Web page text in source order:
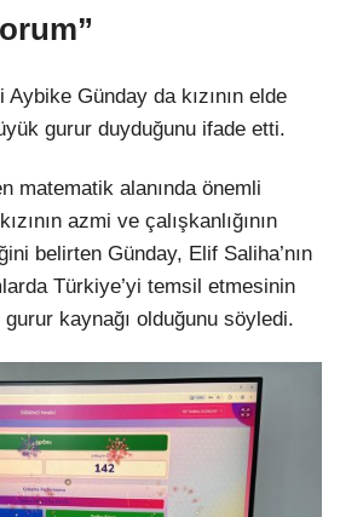
Aybike Günday da kızının elde
gurur duyduğunu ifade etti.
matematik alanında önemli
azmi ve çalışkanlığının
belirten Günday, Elif Saliha’nın
Türkiye’yi temsil etmesinin
kaynağı olduğunu söyledi.